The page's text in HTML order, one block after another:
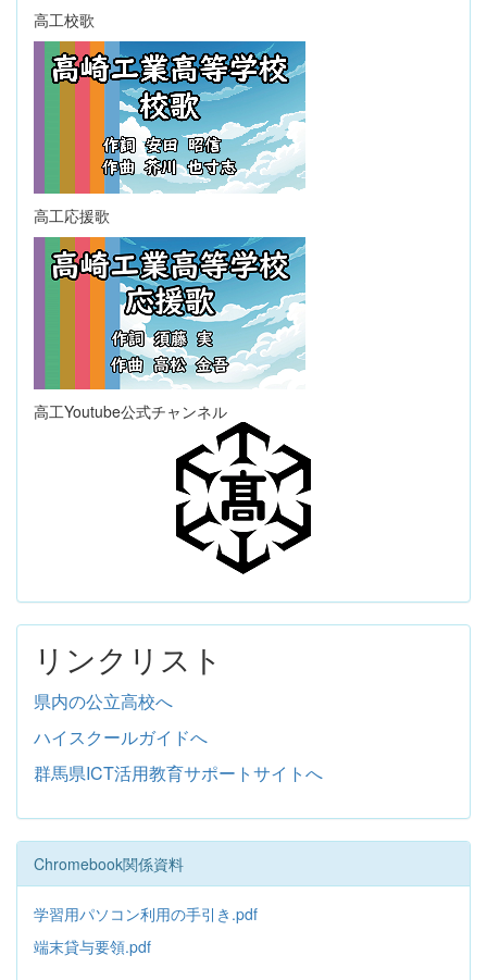
高工校歌
高工応援歌
高工Youtube公式チャンネル
リンクリスト
県内の公立高校へ
ハイスクールガイドへ
群馬県ICT活用教育サポートサイトへ
Chromebook関係資料
学習用パソコン利用の手引き.pdf
端末貸与要領.pdf